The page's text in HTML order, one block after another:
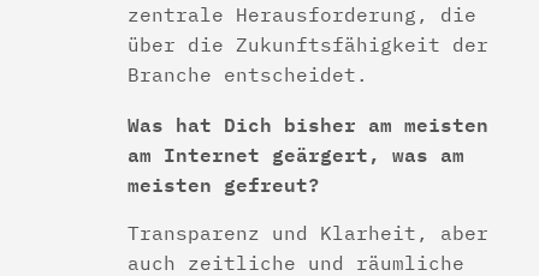
zentrale Herausforderung, die
über die Zukunftsfähigkeit der
Branche entscheidet.
Was hat Dich bisher am meisten
am Internet geärgert, was am
meisten gefreut?
Transparenz und Klarheit, aber
auch zeitliche und räumliche